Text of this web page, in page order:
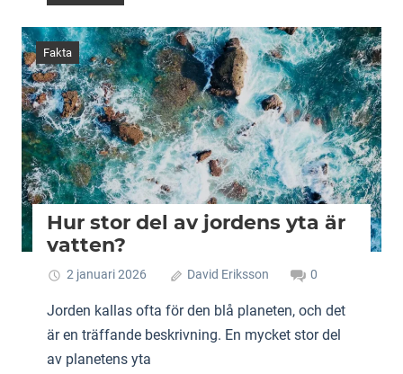
Fakta
Hur stor del av jordens yta är
vatten?
2 januari 2026 David Eriksson 0
Jorden kallas ofta för den blå planeten, och det
är en träffande beskrivning. En mycket stor del
av planetens yta